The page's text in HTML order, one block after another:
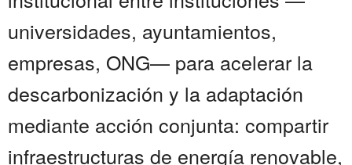
universidades, ayuntamientos,
empresas, ONG— para acelerar la
descarbonización y la adaptación
mediante acción conjunta: compartir
infraestructuras de energía renovable,